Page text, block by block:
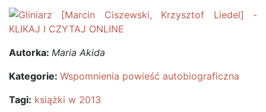
Autorka: Maria Akida
Kategorie: Wspomnienia powieść autobiograficzna
Tagi: książki w 2013